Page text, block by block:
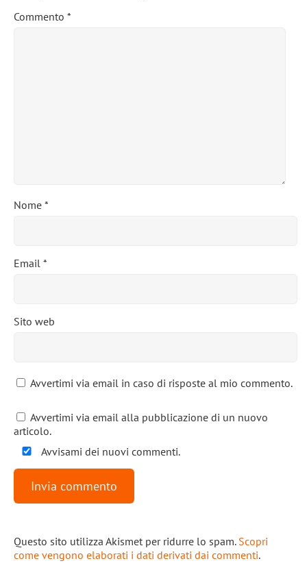
Commento *
Nome *
Email *
Sito web
Avvertimi via email in caso di risposte al mio commento.
Avvertimi via email alla pubblicazione di un nuovo
articolo.
Avvisami dei nuovi commenti.
Questo sito utilizza Akismet per ridurre lo spam. Scopri
come vengono elaborati i dati derivati dai commenti.